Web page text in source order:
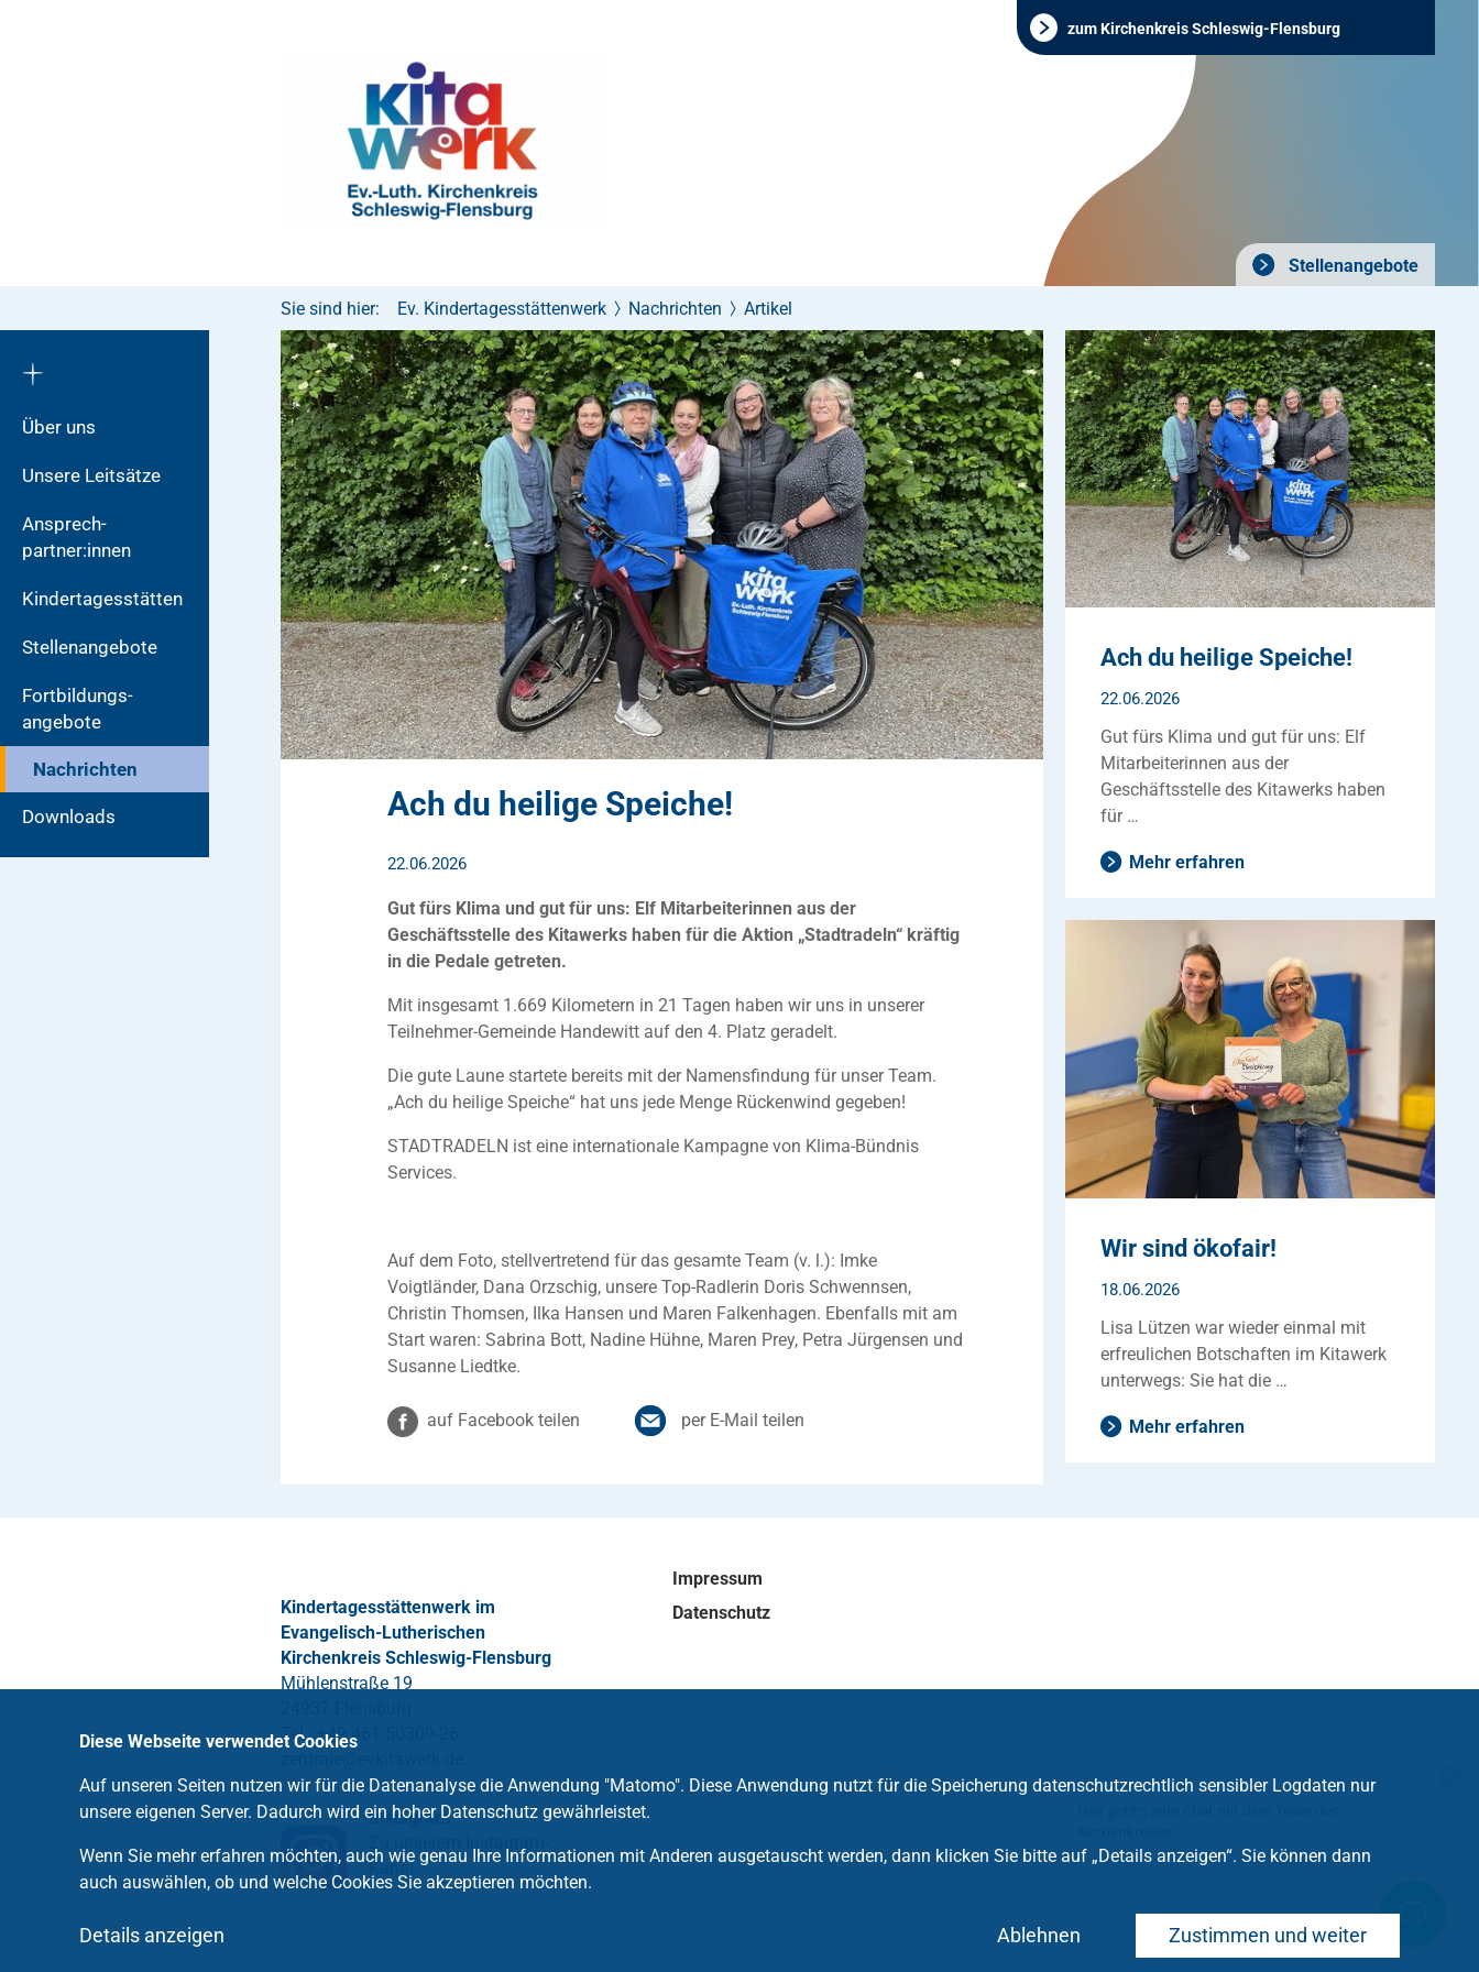
zum Kirchenkreis Schleswig-Flensburg
Stellenangebote
Über uns
Unsere Leitsätze
Ansprech­
partner:innen
Kindertagesstätten
Stellenangebote
Fortbildungs­
angebote
Nachrichten
Downloads
Sie sind hier: Ev. Kindertagesstättenwerk Nachrichten Artikel
Ach du heilige Speiche!
22.06.2026
Gut fürs Klima und gut für uns: Elf Mitarbeiterinnen aus der
Geschäftsstelle des Kitawerks haben für die Aktion „Stadtradeln“ kräftig
in die Pedale getreten.
Mit insgesamt 1.669 Kilometern in 21 Tagen haben wir uns in unserer
Teilnehmer-Gemeinde Handewitt auf den 4. Platz geradelt.
Die gute Laune startete bereits mit der Namensfindung für unser Team.
„Ach du heilige Speiche“ hat uns jede Menge Rückenwind gegeben!
STADTRADELN ist eine internationale Kampagne von Klima-Bündnis
Services.
Auf dem Foto, stellvertretend für das gesamte Team (v. l.): Imke
Voigtländer, Dana Orzschig, unsere Top-Radlerin Doris Schwennsen,
Christin Thomsen, Ilka Hansen und Maren Falkenhagen. Ebenfalls mit am
Start waren: Sabrina Bott, Nadine Hühne, Maren Prey, Petra Jürgensen und
Susanne Liedtke.
auf Facebook teilen per E-Mail teilen
Ach du heilige Speiche!
22.06.2026
Gut fürs Klima und gut für uns: Elf
Mitarbeiterinnen aus der
Geschäftsstelle des Kitawerks haben
für …
Mehr erfahren
Wir sind ökofair!
18.06.2026
Lisa Lützen war wieder einmal mit
erfreulichen Botschaften im Kitawerk
unterwegs: Sie hat die …
Mehr erfahren
Kindertagesstättenwerk im
Evangelisch-Lutherischen
Kirchenkreis Schleswig-Flensburg
Mühlenstraße 19
Tel.: +49 461 50309-26
Instagram
Kanal
Impressum
Datenschutz
Diese Webseite verwendet Cookies
Auf unseren Seiten nutzen wir für die Datenanalyse die Anwendung "Matomo". Diese Anwendung nutzt für die Speicherung datenschutzrechtlich sensibler Logdaten nur
unsere eigenen Server. Dadurch wird ein hoher Datenschutz gewährleistet.
Wenn Sie mehr erfahren möchten, auch wie genau Ihre Informationen mit Anderen ausgetauscht werden, dann klicken Sie bitte auf „Details anzeigen“. Sie können dann
auch auswählen, ob und welche Cookies Sie akzeptieren möchten.
Zustimmen und weiter
Details anzeigen Ablehnen